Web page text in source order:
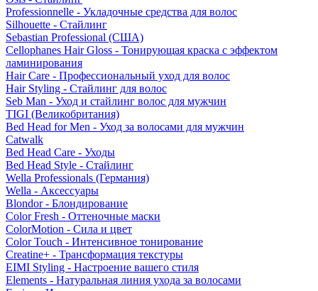
Professionnelle - Укладочные средства для волос
Silhouette - Стайлинг
Sebastian Professional (США)
Cellophanes Hair Gloss - Тонирующая краска с эффектом
ламинирования
Hair Care - Профессиональный уход для волос
Hair Styling - Стайлинг для волос
Seb Man - Уход и стайлинг волос для мужчин
TIGI (Великобритания)
Bed Head for Men - Уход за волосами для мужчин
Catwalk
Bed Head Care - Уходы
Bed Head Style - Стайлинг
Wella Professionals (Германия)
Wella - Аксессуары
Blondor - Блондирование
Color Fresh - Оттеночные маски
ColorMotion - Сила и цвет
Color Touch - Интенсивное тонирование
Creatine+ - Трансформация текстуры
EIMI Styling - Настроение вашего стиля
Elements - Натуральная линия ухода за волосами